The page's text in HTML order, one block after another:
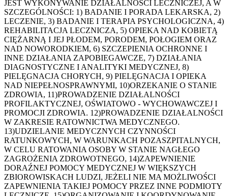
JEST WYKONYWANIE DZIAŁALNOŚCI LECZNICZEJ, A W
SZCZEGÓLNOŚCI: 1) BADANIE I PORADA LEKARSKA, 2)
LECZENIE, 3) BADANIE I TERAPIA PSYCHOLOGICZNA, 4)
REHABILITACJA LECZNICZA, 5) OPIEKA NAD KOBIETĄ
CIĘŻARNĄ I JEJ PŁODEM, PORODEM, POŁOGIEM ORAZ
NAD NOWORODKIEM, 6) SZCZEPIENIA OCHRONNE I
INNE DZIAŁANIA ZAPOBIEGAWCZE, 7) DZIAŁANIA
DIAGNOSTYCZNE I ANALITYKI MEDYCZNEJ, 8)
PIELĘGNACJA CHORYCH, 9) PIELĘGNACJA I OPIEKA
NAD NIEPEŁNOSPRAWNYMI, 10)ORZEKANIE O STANIE
ZDROWIA, 11)PROWADZENIE DZIAŁALNOŚCI
PROFILAKTYCZNEJ, OŚWIATOWO - WYCHOWAWCZEJ I
PROMOCJI ZDROWIA. 12)PROWADZENIE DZIAŁALNOŚCI
W ZAKRESIE RATOWNICTWA MEDYCZNEGO.
13)UDZIELANIE MEDYCZNYCH CZYNNOŚCI
RATUNKOWYCH, W WARUNKACH POZASZPITALNYCH,
W CELU RATOWANIA OSOBY W STANIE NAGŁEGO
ZAGROŻENIA ZDROWOTNEGO, 14)ZAPEWNIENIE
DORAŹNEJ POMOCY MEDYCZNEJ W WIĘKSZYCH
ZBIOROWISKACH LUDZI, JEŻELI NIE MA MOŻLIWOŚCI
ZAPEWNIENIA TAKIEJ POMOCY PRZEZ INNE PODMIOTY